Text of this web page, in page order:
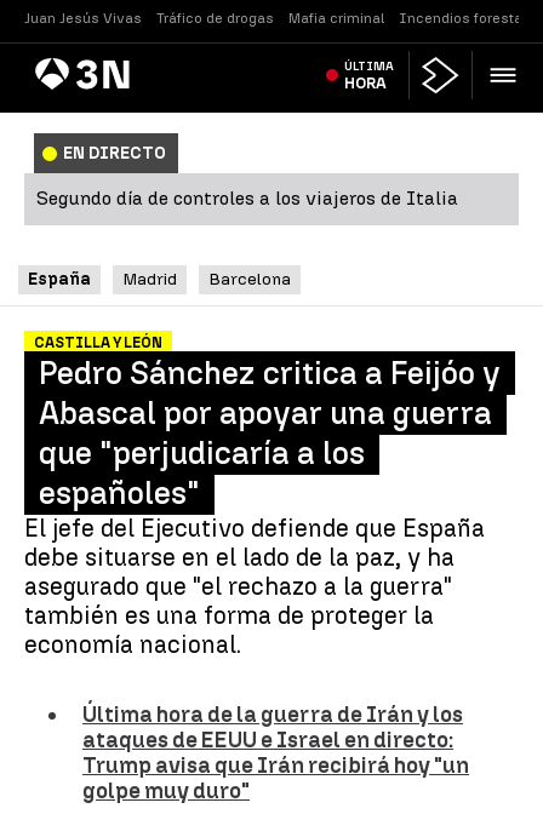
Juan Jesús Vivas Tráfico de drogas Mafia criminal Incendios forestales
AntenaNoticias ÚLTIMA
HORA
EN DIRECTO
Segundo día de controles a los viajeros de Italia
España Madrid Barcelona
CASTILLA Y LEÓN
Pedro Sánchez critica a Feijóo y
Abascal por apoyar una guerra
que "perjudicaría a los
españoles"
El jefe del Ejecutivo defiende que España
debe situarse en el lado de la paz, y ha
asegurado que "el rechazo a la guerra"
también es una forma de proteger la
economía nacional.
Última hora de la guerra de Irán y los
ataques de EEUU e Israel en directo:
Trump avisa que Irán recibirá hoy "un
golpe muy duro"